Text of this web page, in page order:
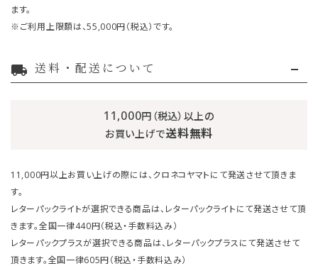
ます。
※ご利用上限額は、55,000円（税込）です。
local_shipping 送料・配送について
11,000円（税込）以上の
お買い上げで送料無料
11,000円以上お買い上げの際には、クロネコヤマトにて発送させて頂きま
す。
レターパックライトが選択できる商品は、レターパックライトにて発送させて頂
きます。全国一律440円（税込・手数料込み）
レターパックプラスが選択できる商品は、レターパックプラスにて発送させて
頂きます。全国一律605円（税込・手数料込み）